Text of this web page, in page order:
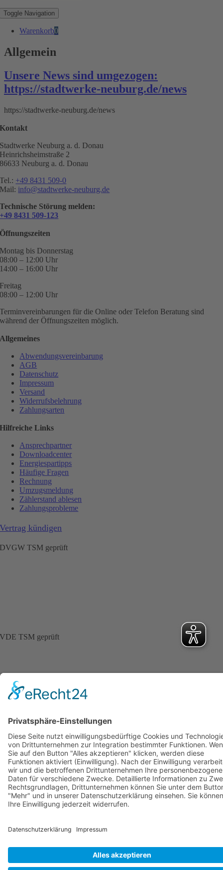
Toggle Navigation
Warenkorb0
Allgemein
Unsere News sind umgezogen:
https://stadtwerke-neuburg.de/news
https://stadtwerke-neuburg.de/news
Kontakt
Stadtwerke Neuburg a. d. Donau
Heinrichsheimstraße 2
86633 Neuburg a. d. Donau
Tel.: +49 8431 509-0
Mail: info@stadtwerke-neuburg.de
Technische Störung melden:
+49 8431 509-123
Öffnungszeiten
Montag bis Donnerstag
08:00 – 12:00 Uhr
14:00 – 16:00 Uhr
Freitag
08:00 – 12:00 Uhr
Terminvereinbarungen für die Online oder Telefon Beratung sind
während der Öffnungszeiten möglich.
Allgemeines
Abwendungsvereinbarung
AGB
Datenschutz
Impressum
Versand
Widerrufsbelehrung
Zahlungsarten
Hilfreiche Links
Ansprechpartner
Downloadcenter
Energiespartipps
Häufige Fragen
Rechnung
Umzugsmeldung
Zählerstand ablesen
Zahlungsprobleme
Vertrag kündigen
DVGW TSM geprüft
VDE TSM geprüft
Page load link
Nach oben